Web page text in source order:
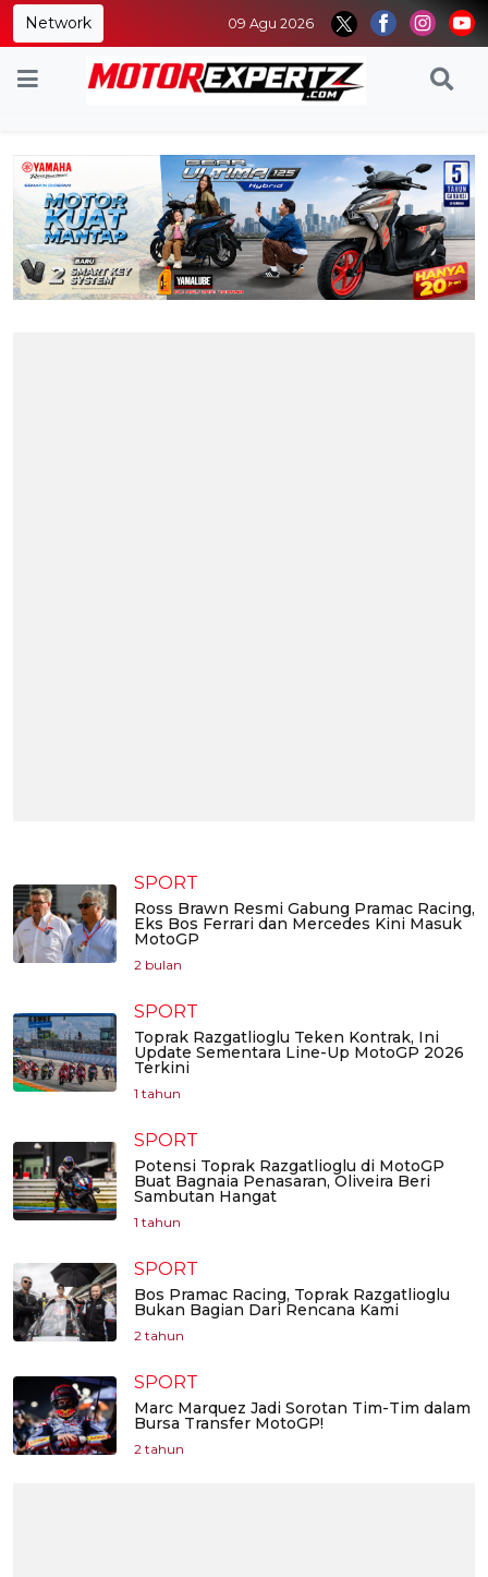
Network 09 Agu 2026
SPORT
Ross Brawn Resmi Gabung Pramac Racing,
Eks Bos Ferrari dan Mercedes Kini Masuk
MotoGP
2 bulan
SPORT
Toprak Razgatlioglu Teken Kontrak, Ini
Update Sementara Line-Up MotoGP 2026
Terkini
1 tahun
SPORT
Potensi Toprak Razgatlioglu di MotoGP
Buat Bagnaia Penasaran, Oliveira Beri
Sambutan Hangat
1 tahun
SPORT
Bos Pramac Racing, Toprak Razgatlioglu
Bukan Bagian Dari Rencana Kami
2 tahun
SPORT
Marc Marquez Jadi Sorotan Tim-Tim dalam
Bursa Transfer MotoGP!
2 tahun